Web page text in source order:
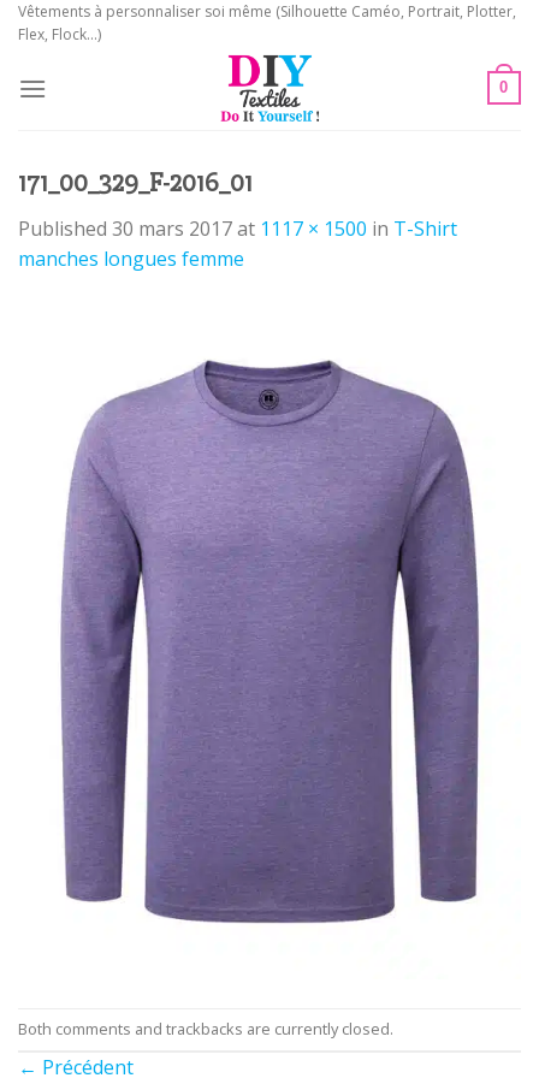
SkipVêtements à personnaliser soi même (Silhouette Caméo, Portrait, Plotter,
Flex, Flock...)
0
171_00_329_F-2016_01
Published 30 mars 2017at 1117 × 1500 in T-Shirt
manches longues femme
Both comments and trackbacks are currently closed.
← Précédent